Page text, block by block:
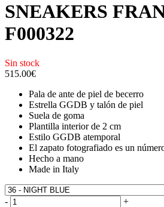
SNEAKERS
F000322
Sin stock
515.00€
Pala de ante de piel de becerro
Estrella GGDB y talón de piel
Suela de goma
Plantilla interior de 2 cm
Estilo GGDB atemporal
El zapato fotografiado es un
Hecho a mano
Made in Italy
-
+